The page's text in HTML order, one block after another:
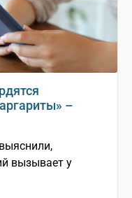
–
вызывает у